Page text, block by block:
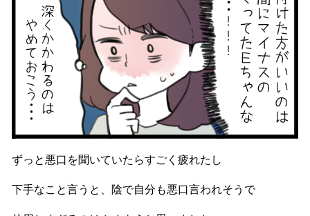
ずっと悪口を聞いていたらすごく疲れたし
下手なこと言うと、陰で自分も悪口言われそうで